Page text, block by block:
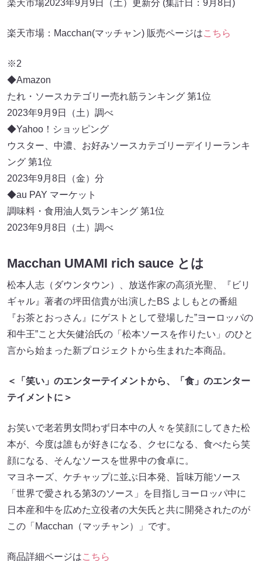
楽天市場2023年9月9日（土）更新分 (集計日：9月8日)
楽天市場：Macchan(マッチャン) 販売ページはこちら
※2
◆Amazon
たれ・ソースカテゴリー売れ筋ランキング 第1位
2023年9月9日（土）調べ
◆Yahoo！ショッピング
ウスター、中濃、お好みソースカテゴリーデイリーランキ
ング 第1位
2023年9月8日（金）分
◆au PAY マーケット
調味料・食用油人気ランキング 第1位
2023年9月8日（土）調べ
Macchan UMAMI rich sauce とは
松本人志（ダウンタウン）、放送作家の高須光聖、『ビリ
ギャル』著者の坪田信貴が出演したBS よしもとの番組
『お茶とおっさん』にゲストとして登場した”ヨーロッパの
和牛王”こと大矢健治氏の「松本ソースを作りたい」のひと
言から始まった新プロジェクトから生まれた本商品。
＜「笑い」のエンターテイメントから、「食」のエンター
テイメントに＞
お笑いで老若男女問わず日本中の人々を笑顔にしてきた松
本が、今度は誰もが好きになる、クセになる、食べたら笑
顔になる、そんなソースを世界中の食卓に。
マヨネーズ、ケチャップに並ぶ日本発、旨味万能ソース
「世界で愛される第3のソース」を目指しヨーロッパ中に
日本産和牛を広めた立役者の大矢氏と共に開発されたのが
この「Macchan（マッチャン）」です。
商品詳細ページはこちら